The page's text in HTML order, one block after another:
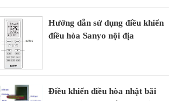
Hướng dẫn sử dụng điều khiển
điều hòa Sanyo nội địa
Điều khiển điều hòa nhật bãi